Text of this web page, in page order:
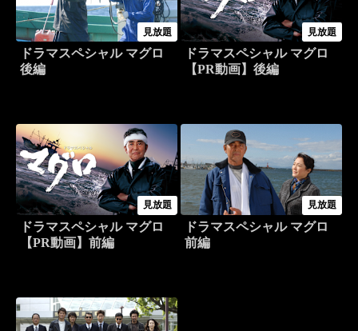
見放題
ドラマスペシャル マグロ
後編
見放題
ドラマスペシャル マグロ
【PR動画】後編
見放題
ドラマスペシャル マグロ
【PR動画】前編
見放題
ドラマスペシャル マグロ
前編